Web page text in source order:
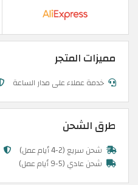
مميزات المتجر
خدمة عملاء على مدار الساعة
طرق الشحن
شحن سريع (2-4 أيام عمل)
شحن عادي (5-9 أيام عمل)